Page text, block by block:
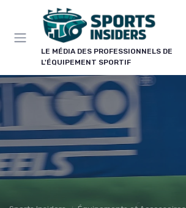
LE MÉDIA DES PROFESSIONNELS DE
L'ÉQUIPEMENT SPORTIF
Panneau de gestion des cookies